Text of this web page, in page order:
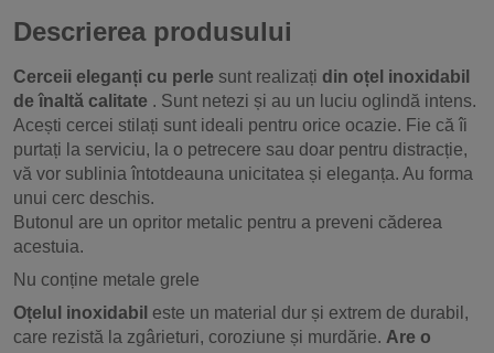
Descrierea produsului
Cerceii eleganți cu perle sunt realizați din oțel inoxidabil
de înaltă calitate . Sunt netezi și au un luciu oglindă intens.
Acești cercei stilați sunt ideali pentru orice ocazie. Fie că îi
purtați la serviciu, la o petrecere sau doar pentru distracție,
vă vor sublinia întotdeauna unicitatea și eleganța. Au forma
unui cerc deschis.
Butonul are un opritor metalic pentru a preveni căderea
acestuia.
Nu conține metale grele
Oțelul inoxidabil este un material dur și extrem de durabil,
care rezistă la zgârieturi, coroziune și murdărie. Are o